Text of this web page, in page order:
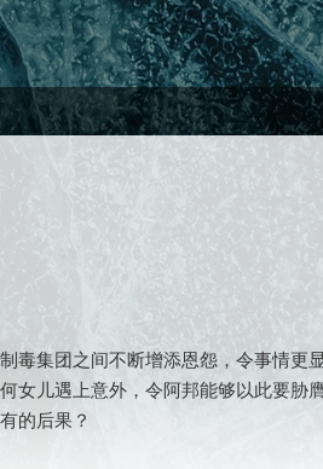
毒集团之间不断增添恩怨，令事情更
女儿遇上意外，令阿邦能够以此要胁
的后果？